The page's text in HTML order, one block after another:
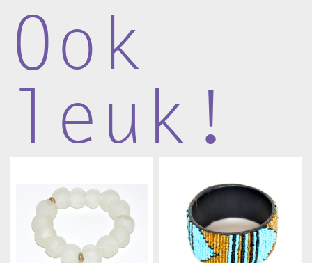
Ook
leuk!